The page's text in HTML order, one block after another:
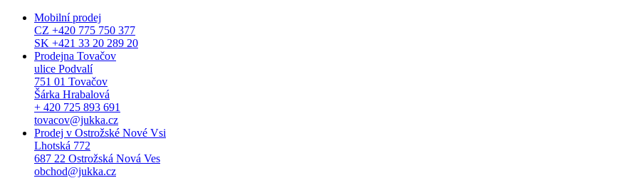
Mobilní prodej
CZ +420 775 750 377
SK +421 33 20 289 20
Prodejna Tovačov
ulice Podvalí
751 01 Tovačov
Šárka Hrabalová
+ 420 725 893 691
tovacov@jukka.cz
Prodej v Ostrožské Nové Vsi
Lhotská 772
687 22 Ostrožská Nová Ves
obchod@jukka.cz